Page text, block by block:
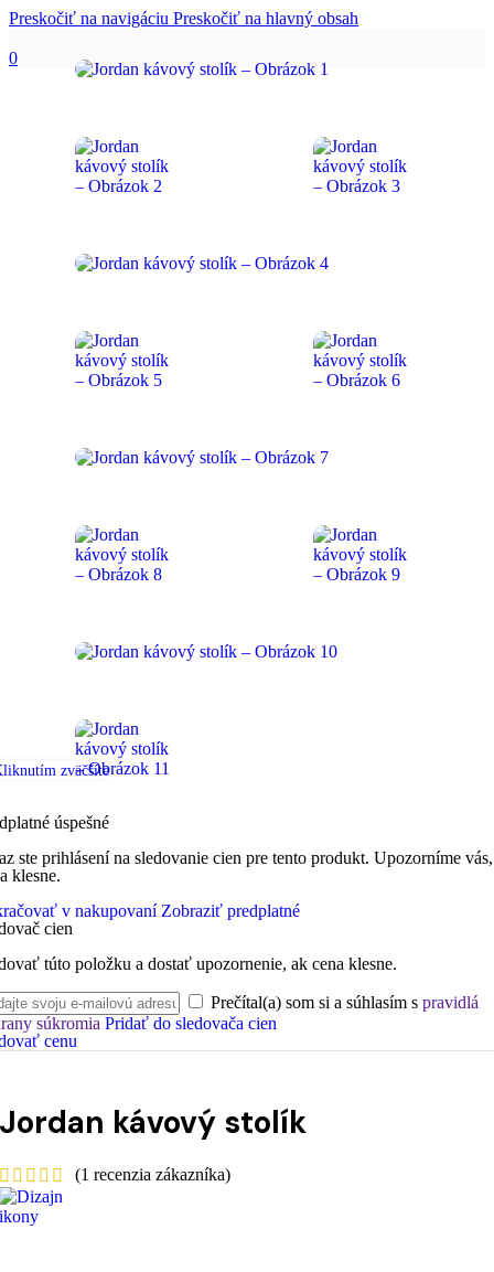
Preskočiť na navigáciu Preskočiť na hlavný obsah
0
zväčšíte
úspešné
ste prihlásení na sledovanie cien pre tento produkt. Upozorníme
klesne.
v nakupovaní Zobraziť predplatné
cien
túto položku a dostať upozornenie, ak cena klesne.
Prečítal(a) som si a súhlasím s pravidlá
súkromia Pridať do sledovača cien
cenu
Jordan kávový stolík
(1 recenzia zákazníka)